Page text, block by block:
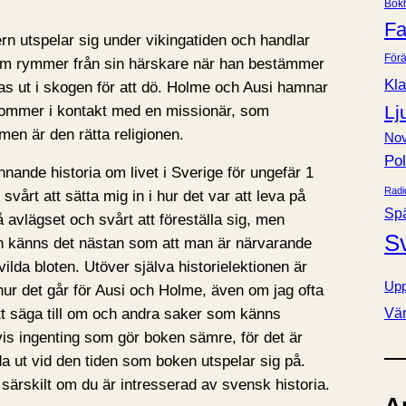
utspelar sig under vikingatiden och handlar
rymmer från sin härskare när han bestämmer
ut i skogen för att dö. Holme och Ausi hamnar
i kontakt med en missionär, som
är den rätta religionen.
historia om livet i Sverige för ungefär 1
att sätta mig in i hur det var att leva på
avlägset och svårt att föreställa sig, men
känns det nästan som att man är närvarande
bloten. Utöver själva historielektionen är
det går för Ausi och Holme, även om jag ofta
säga till om och andra saker som känns
ingenting som gör boken sämre, för det är
ut vid den tiden som boken utspelar sig på.
om du är intresserad av svensk historia.
e
r